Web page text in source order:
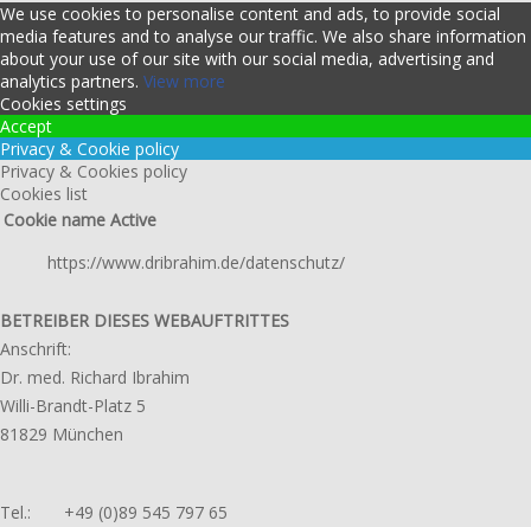
We use cookies to personalise content and ads, to provide social
media features and to analyse our traffic. We also share information
about your use of our site with our social media, advertising and
analytics partners. View more
Cookies settings
Accept
Privacy & Cookie policy
Privacy & Cookies policy
Cookies list
Cookie name Active
https://www.dribrahim.de/datenschutz/
BETREIBER DIESES WEBAUFTRITTES
Anschrift:
Dr. med. Richard Ibrahim
Willi-Brandt-Platz 5
81829 München
Tel.: +49 (0)89 545 797 65